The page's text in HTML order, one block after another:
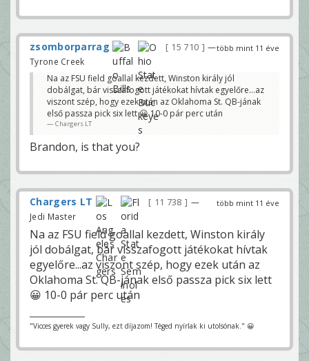
több mint 11 éve
zsomborparrag 15 710
—
Tyrone Creek
Na az FSU field goallal kezdett, Winston király jól
dobálgat, bár visszafogott játékokat hívtak egyelőre...az
viszont szép, hogy ezek után az Oklahoma St. QB-jának
első passza pick six lett 😀 10-0 pár perc után
Chargers LT
Brandon, is that you?
több mint 11 éve
Chargers LT 11 738
—
Jedi Master
Na az FSU field goallal kezdett, Winston király
jól dobálgat, bár visszafogott játékokat hívtak
egyelőre...az viszont szép, hogy ezek után az
Oklahoma St. QB-jának első passza pick six lett
😀 10-0 pár perc után
"Vicces gyerek vagy Sully, ezt díjazom! Téged nyírlak ki utolsónak." 😀